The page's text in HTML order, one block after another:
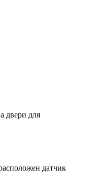
двери для
датчик